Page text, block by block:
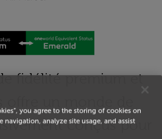
fidélité premium et
conçus pour
you agree to the storing of cookies on
navigation, analyze site usage, and assist